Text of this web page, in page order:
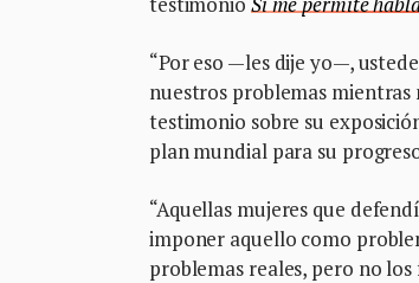
“Por eso —les dije yo—,
nuestros problemas mientras
testimonio sobre su
plan mundial para su
“Aquellas mujeres que
imponer aquello como
problemas reales, pero no